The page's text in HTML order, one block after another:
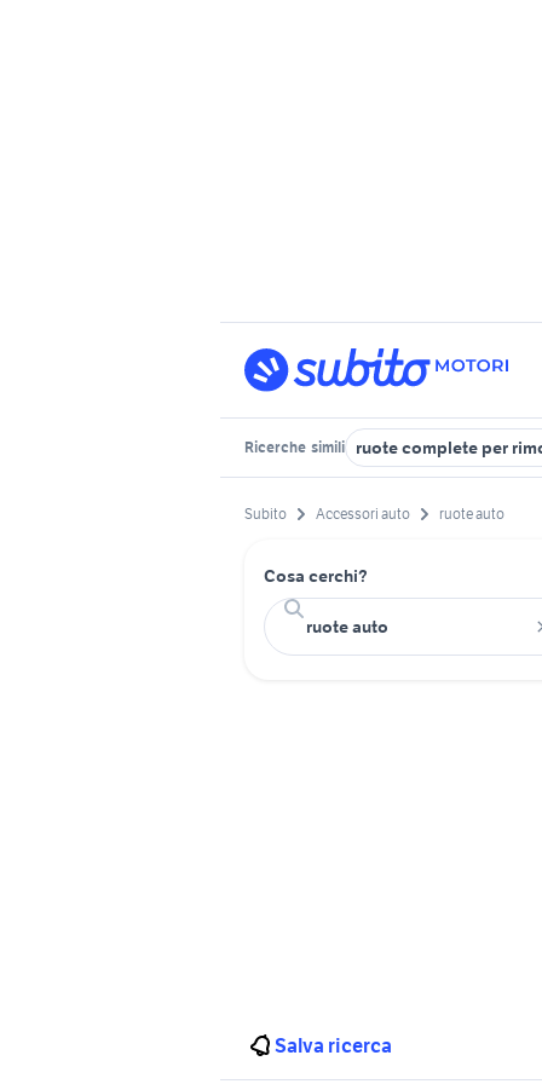
Ricerche simili ruote complete per
Subito Accessori auto ruote auto
Cosa cerchi?
Salva ricerca